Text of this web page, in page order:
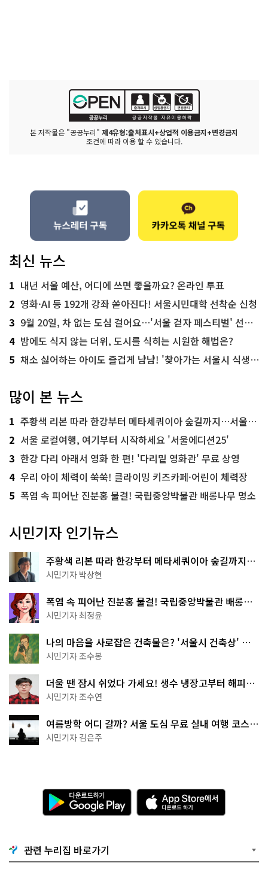
본 저작물은 "공공누리" 제4유형:출처표시+상업적 이용금지+변경금지
조건에 따라 이용 할 수 있습니다.
최신 뉴스
1 내년 서울 예산, 어디에 쓰면 좋을까요? 온라인 투표
2 영화·AI 등 192개 강좌 쏟아진다! 서울시민대학 선착순 신청
3 9월 20일, 차 없는 도심 걸어요…'서울 걷자 페스티벌' 선착순 5천명
4 밤에도 식지 않는 더위, 도시를 식히는 시원한 해법은?
5 채소 싫어하는 아이도 즐겁게 냠냠! '찾아가는 서울시 식생활 교육' 현장
많이 본 뉴스
1 주황색 리본 따라 한강부터 메타세쿼이아 숲길까지…서울둘레길 15코스
2 서울 로컬여행, 여기부터 시작하세요 '서울에디션25'
3 한강 다리 아래서 영화 한 편! '다리밑 영화관' 무료 상영
4 우리 아이 체력이 쑥쑥! 클라이밍 키즈카페·어린이 체력장
5 폭염 속 피어난 진분홍 물결! 국립중앙박물관 배롱나무 명소
시민기자 인기뉴스
주황색 리본 따라 한강부터 메타세쿼이아 숲길까지…
서울둘레길 15코스
시민기자 박상현
폭염 속 피어난 진분홍 물결! 국립중앙박물관 배롱나
무 명소
시민기자 최정윤
나의 마음을 사로잡은 건축물은? '서울시 건축상' 수
상작 공개!
시민기자 조수봉
더울 땐 잠시 쉬었다 가세요! 생수 냉장고부터 해피소
·무더위쉼터까지
시민기자 조수연
여름방학 어디 갈까? 서울 도심 무료 실내 여행 코스
추천
시민기자 김은주
다
운
로
기
G
o
A
p
p
e
관련 누리집 바로가기